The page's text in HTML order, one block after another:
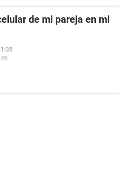
de mi pareja en mi